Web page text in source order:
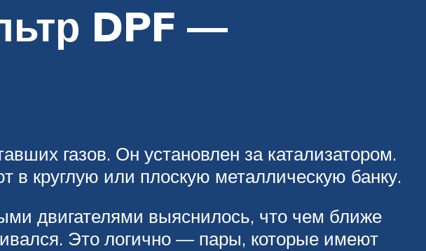
DPF —
газов. Он установлен за катализатором.
круглую или плоскую металлическую банку.
двигателями выяснилось, что чем ближе
Это логично — пары, которые имеют